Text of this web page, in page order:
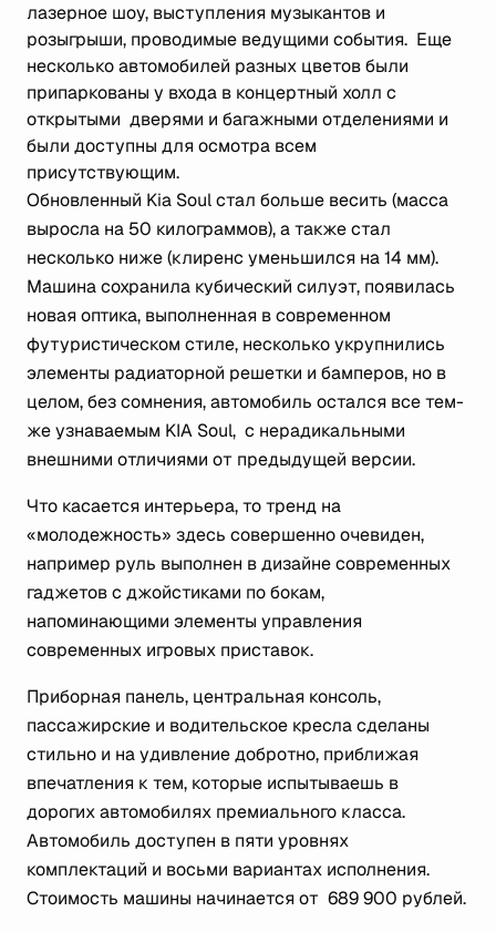
лазерное шоу, выступления музыкантов и
розыгрыши, проводимые ведущими события. Еще
несколько автомобилей разных цветов были
припаркованы у входа в концертный холл с
открытыми дверями и багажными отделениями и
были доступны для осмотра всем
присутствующим.
Обновленный Kia Soul стал больше весить (масса
выросла на 50 килограммов), а также стал
несколько ниже (клиренс уменьшился на 14 мм).
Машина сохранила кубический силуэт, появилась
новая оптика, выполненная в современном
футуристическом стиле, несколько укрупнились
элементы радиаторной решетки и бамперов, но в
целом, без сомнения, автомобиль остался все тем-
же узнаваемым KIA Soul, с нерадикальными
внешними отличиями от предыдущей версии.
Что касается интерьера, то тренд на
«молодежность» здесь совершенно очевиден,
например руль выполнен в дизайне современных
гаджетов с джойстиками по бокам,
напоминающими элементы управления
современных игровых приставок.
Приборная панель, центральная консоль,
пассажирские и водительское кресла сделаны
стильно и на удивление добротно, приближая
впечатления к тем, которые испытываешь в
дорогих автомобилях премиального класса.
Автомобиль доступен в пяти уровнях
комплектаций и восьми вариантах исполнения.
Стоимость машины начинается от 689 900 рублей.